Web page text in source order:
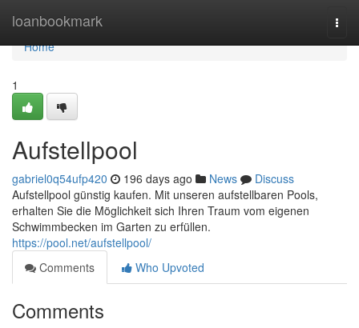
loanbookmark
Home
Home
1
Aufstellpool
gabriel0q54ufp420 196 days ago News
Discuss
Aufstellpool günstig kaufen. Mit unseren aufstellbaren Pools,
erhalten Sie die Möglichkeit sich Ihren Traum vom eigenen
Schwimmbecken im Garten zu erfüllen.
https://pool.net/aufstellpool/
Comments
Who Upvoted
Comments